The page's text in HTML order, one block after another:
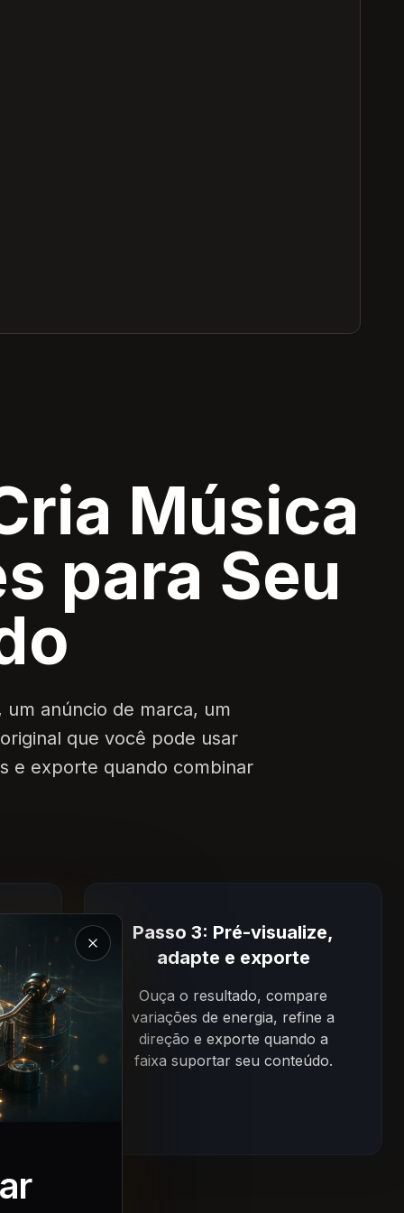
Música
para Seu
anúncio de marca, um
que você pode usar
e exporte quando combinar
Passo 3: Pré-visualize,
adapte e exporte
Ouça o resultado, compare
variações de energia, refine a
direção e exporte quando a
faixa suportar seu conteúdo.
Fechar a apresentação do Magic Music